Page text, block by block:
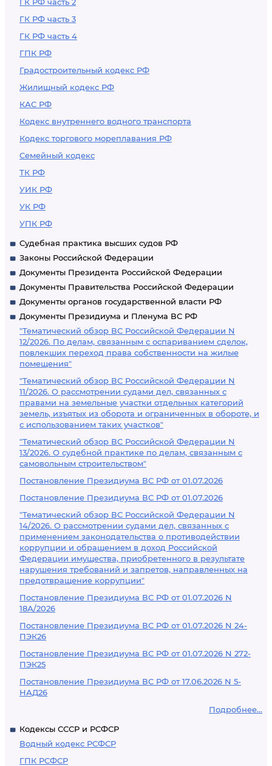
ГК РФ часть 3
ГК РФ часть 4
ГПК РФ
Градостроительный кодекс РФ
Жилищный кодекс РФ
КАС РФ
Кодекс внутреннего водного транспорта
Кодекс торгового мореплавания РФ
Семейный кодекс
ТК РФ
УИК РФ
УК РФ
УПК РФ
Судебная практика высших судов РФ
Законы Российской Федерации
Документы Президента Российской Федерации
Документы Правительства Российской Федерации
Документы органов государственной власти РФ
Документы Президиума и Пленума ВС РФ
"Тематический обзор ВС Российской Федерации N
12/2026. По делам, связанным с оспариванием сделок,
повлекших переход права собственности на жилые
помещения"
"Тематический обзор ВС Российской Федерации N
11/2026. О рассмотрении судами дел, связанных с
правами на земельные участки отдельных категорий
земель, изъятых из оборота и ограниченных в обороте, и
с использованием таких участков"
"Тематический обзор ВС Российской Федерации N
13/2026. О судебной практике по делам, связанным с
самовольным строительством"
Постановление Президиума ВС РФ от 01.07.2026
Постановление Президиума ВС РФ от 01.07.2026
"Тематический обзор ВС Российской Федерации N
14/2026. О рассмотрении судами дел, связанных с
применением законодательства о противодействии
коррупции и обращением в доход Российской
Федерации имущества, приобретенного в результате
нарушения требований и запретов, направленных на
предотвращение коррупции"
Постановление Президиума ВС РФ от 01.07.2026 N
18А/2026
Постановление Президиума ВС РФ от 01.07.2026 N 24-
ПЭК26
Постановление Президиума ВС РФ от 01.07.2026 N 272-
ПЭК25
Постановление Президиума ВС РФ от 17.06.2026 N 5-
НАД26
Подробнее...
Кодексы СССР и РСФСР
Водный кодекс РСФСР
ГПК РСФСР